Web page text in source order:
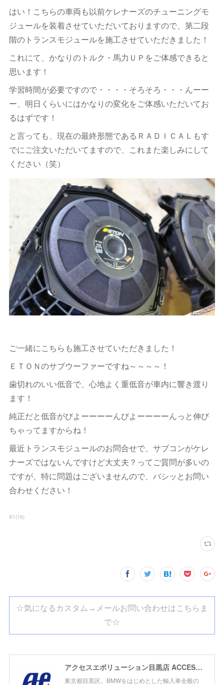
はい！こちらの車両も以前ケレナーズのチューニングモ
ジュールを装着させていただいておりますので、第二段
階のトランスモジュールを施工させていただきました！
これにて、かなりのトルク・馬力ＵＰをご体感できると
思います！
学習時間が必要ですので・・・・そろそろ・・・んーー
ー、明日くらいにはかなりの変化をご体感いただいてお
るはずです！
と言っても、現在の最終形態であるＲＡＤＩＣＡＬもす
でにご注文いただいてますので、これまた楽しみにして
ください（笑）
ご一緒にこちらも施工させていただきました！
ＥＴＯＮのサブウーファーですね～～～～！
歯切れのいい低音で、心地よく重低音が車内に響き渡り
ます！
純正だと低音がびよーーーーんびよーーーーんっと伸び
ちゃってますからね！
最近トランスモジュールのお問合せで、サブコンがケレ
ナーズではないんですけど大丈夫？ってご質問が多いの
ですが、特に問題はございませんので、バシッとお問い
合わせください！
X1 (16)
☆気になるカスタム→メールお問い合わせはこちらま
で☆
アクセスエボリューション目黒店 ACCESS EVOLUTION MEGURO
東京都目黒区。BMWをはじめとした輸入車全般の